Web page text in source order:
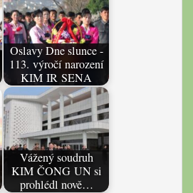
Oslavy Dne slunce -
113. výročí narození
KIM IR SENA
Vážený soudruh
KIM ČONG UN si
prohlédl nově…